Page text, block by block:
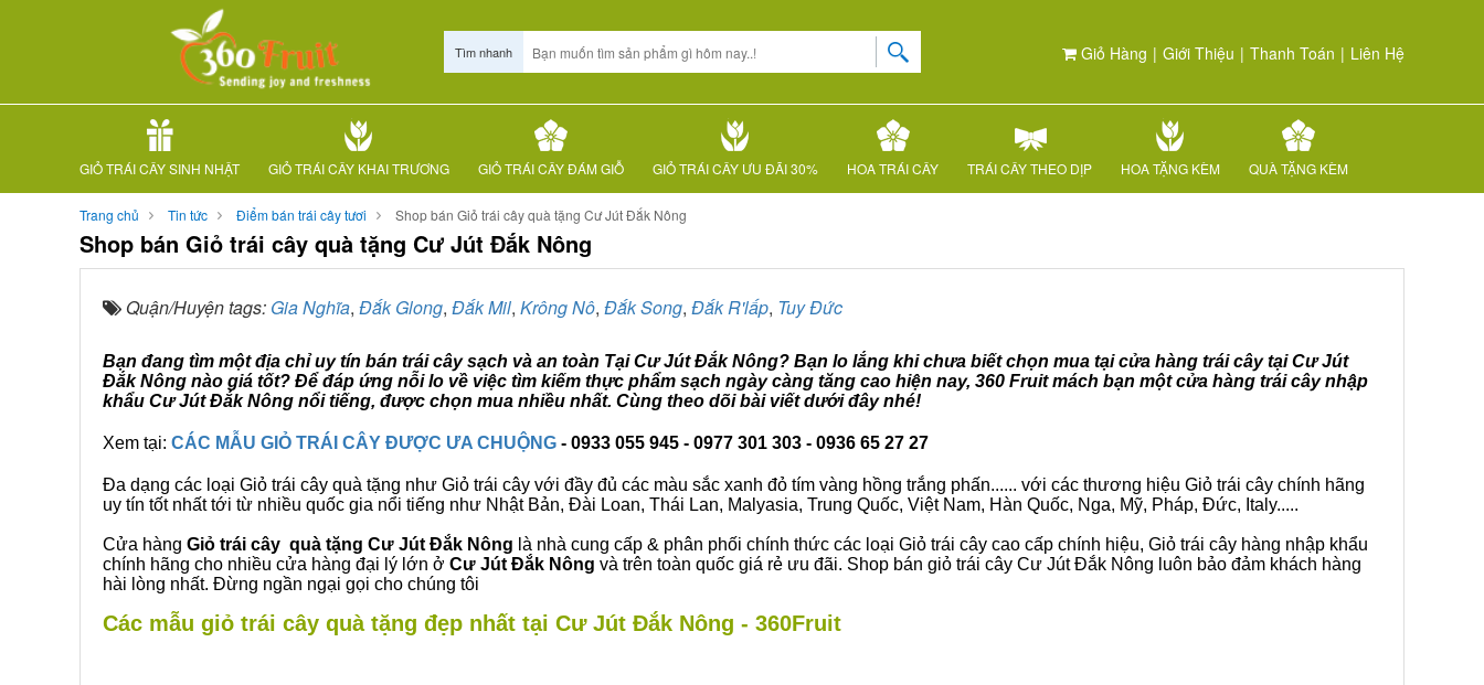
Giỏ Hàng | Giới Thiệu | Thanh Toán | Liên Hệ
Tìm nhanh
GIỎ TRÁI CÂY SINH NHẬT GIỎ TRÁI CÂY KHAI TRƯƠNG GIỎ TRÁI CÂY ĐÁM GIỖ GIỎ TRÁI CÂY ƯU ĐÃI 30% HOA TRÁI CÂY TRÁI CÂY THEO DỊP HOA TẶNG KÈM QUÀ TẶNG KÈM
Trang chủ Tin tức Điểm bán trái cây tươi Shop bán Giỏ trái cây quà tặng Cư Jút Đắk Nông
Shop bán Giỏ trái cây quà tặng Cư Jút Đắk Nông
Quận/Huyện tags: Gia Nghĩa, Đắk Glong, Đắk Mil, Krông Nô, Đắk Song, Đắk R'lấp, Tuy Đức
Bạn đang tìm một địa chỉ uy tín bán trái cây sạch và an toàn Tại Cư Jút Đắk Nông? Bạn lo lắng khi chưa biết chọn mua tại cửa hàng trái cây tại Cư Jút
Đắk Nông nào giá tốt? Để đáp ứng nỗi lo về việc tìm kiếm thực phẩm sạch ngày càng tăng cao hiện nay, 360 Fruit mách bạn một cửa hàng trái cây nhập
khẩu Cư Jút Đắk Nông nổi tiếng, được chọn mua nhiều nhất. Cùng theo dõi bài viết dưới đây nhé!
Xem tại: CÁC MẪU GIỎ TRÁI CÂY ĐƯỢC ƯA CHUỘNG - 0933 055 945 - 0977 301 303 - 0936 65 27 27
Đa dạng các loại Giỏ trái cây quà tặng như Giỏ trái cây với đầy đủ các màu sắc xanh đỏ tím vàng hồng trắng phấn...... với các thương hiệu Giỏ trái cây chính hãng
uy tín tốt nhất tới từ nhiều quốc gia nổi tiếng như Nhật Bản, Đài Loan, Thái Lan, Malyasia, Trung Quốc, Việt Nam, Hàn Quốc, Nga, Mỹ, Pháp, Đức, Italy.....
Cửa hàng Giỏ trái cây quà tặng Cư Jút Đắk Nông là nhà cung cấp & phân phối chính thức các loại Giỏ trái cây cao cấp chính hiệu, Giỏ trái cây hàng nhập khẩu
chính hãng cho nhiều cửa hàng đại lý lớn ở Cư Jút Đắk Nông và trên toàn quốc giá rẻ ưu đãi. Shop bán giỏ trái cây Cư Jút Đắk Nông luôn bảo đảm khách hàng
hài lòng nhất. Đừng ngần ngại gọi cho chúng tôi
Các mẫu giỏ trái cây quà tặng đẹp nhất tại Cư Jút Đắk Nông - 360Fruit